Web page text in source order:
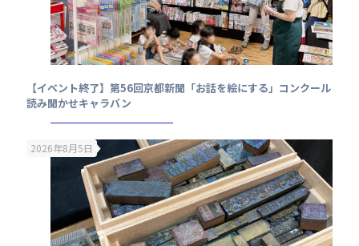
【イベント終了】第56回京都新聞「お話を絵にする」コンクール
読み聞かせキャラバン
2026年8月5日